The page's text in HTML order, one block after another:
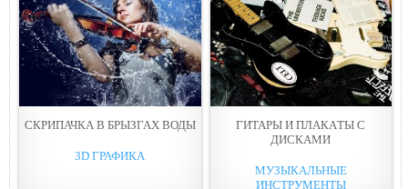
СКРИПАЧКА В БРЫЗГАX ВОДЫ
3D ГРАФИКА
ГИТАРЫ И ПЛАКAТЫ С
ДИСКАМИ
МУЗЫКАЛЬНЫЕ
ИНСТРУМЕНТЫ